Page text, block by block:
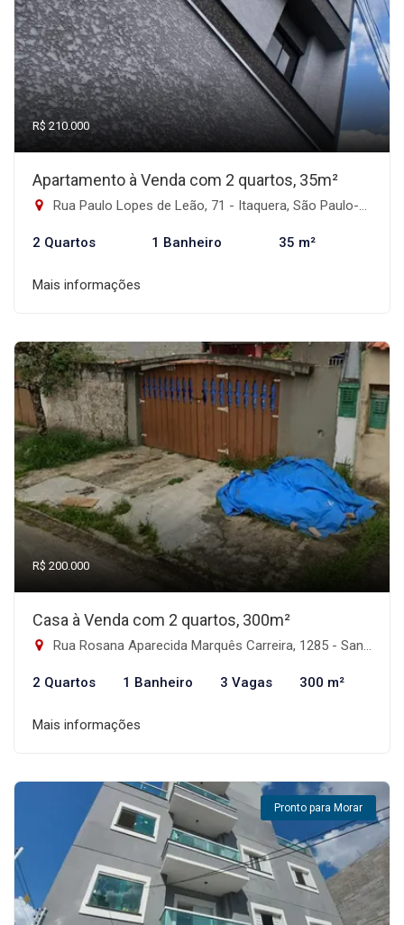
R$ 210.000
Apartamento à Venda com 2 quartos, 35m²
Rua Paulo Lopes de Leão, 71 - Itaquera, São Paulo-SP
2 Quartos 1 Banheiro 35 m²
Mais informações
R$ 200.000
Casa à Venda com 2 quartos, 300m²
Rua Rosana Aparecida Marquês Carreira, 1285 - Santa Terezinha, Itanhaém-SP
2 Quartos 1 Banheiro 3 Vagas 300 m²
Mais informações
Pronto para Morar